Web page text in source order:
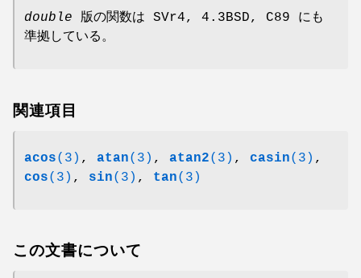
double 版の関数は SVr4, 4.3BSD, C89 にも
準拠している。
関連項目
acos(3) , atan(3) , atan2(3) , casin(3) ,
cos(3) , sin(3) , tan(3)
この文書について